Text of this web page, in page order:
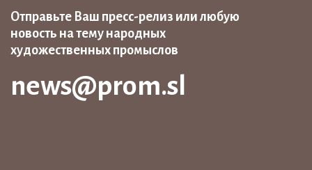
Отправьте Ваш пресс-релиз или любую
новость на тему народных
художественных промыслов
news@prom.sl